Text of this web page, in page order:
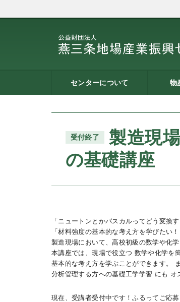
センターについて
ーとは
物
ター
ョップ
受付終了
製造現
の基礎講座
「ニュートンとかパスカルってどう変換
「材料強度の基本的な考え方を学びたい！
製造現場において、高校初級の数学や化
本講座では、現場で役立つ 数学や化学を
基本的な考え方を学ぶことができます。
分析管理する方への基礎工学学習 にも オ
現在、受講者受付中です！ふるってご応募